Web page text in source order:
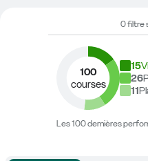
0 filtre
100
courses
15
26
11
Les 100 dernières